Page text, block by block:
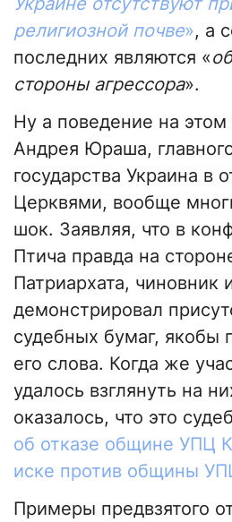
религиозной почве», а
последних являются «
стороны агрессора».
Ну а поведение на этом
Андрея Юраша,
государства Украина в
Церквями, вообще
шок. Заявляя, что в
Птича правда на
Патриархата, чиновник
демонстрировал
судебных бумаг,
его слова. Когда же
удалось взглянуть на
оказалось, что это
об отказе общине УПЦ
иске против общины
Примеры предвзятого